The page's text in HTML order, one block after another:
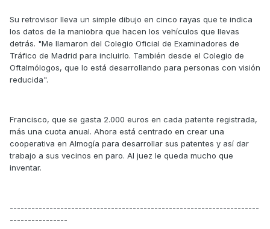
Su retrovisor lleva un simple dibujo en cinco rayas que te indica
los datos de la maniobra que hacen los vehículos que llevas
detrás. "Me llamaron del Colegio Oficial de Examinadores de
Tráfico de Madrid para incluirlo. También desde el Colegio de
Oftalmólogos, que lo está desarrollando para personas con visión
reducida".
Francisco, que se gasta 2.000 euros en cada patente registrada,
más una cuota anual. Ahora está centrado en crear una
cooperativa en Almogía para desarrollar sus patentes y así dar
trabajo a sus vecinos en paro. Al juez le queda mucho que
inventar.
---------------------------------------------------------------------
----------------